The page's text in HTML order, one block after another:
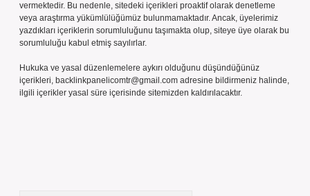
vermektedir. Bu nedenle, sitedeki içerikleri proaktif olarak denetleme
veya araştırma yükümlülüğümüz bulunmamaktadır. Ancak, üyelerimiz
yazdıkları içeriklerin sorumluluğunu taşımakta olup, siteye üye olarak bu
sorumluluğu kabul etmiş sayılırlar.
Hukuka ve yasal düzenlemelere aykırı olduğunu düşündüğünüz
içerikleri, backlinkpanelicomtr@gmail.com adresine bildirmeniz halinde,
ilgili içerikler yasal süre içerisinde sitemizden kaldırılacaktır.